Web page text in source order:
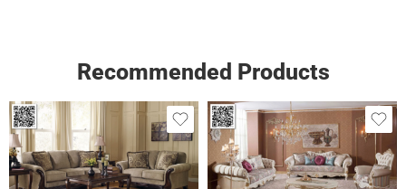
Recommended Products